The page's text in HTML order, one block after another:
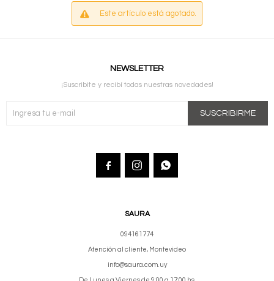
Este artículo está agotado.
SAURA
094161774
Atención al cliente, Montevideo
info@saura.com.uy
NEWSLETTER
¡Suscribite y recibí todas nuestras novedades!
SUSCRIBIRME
  